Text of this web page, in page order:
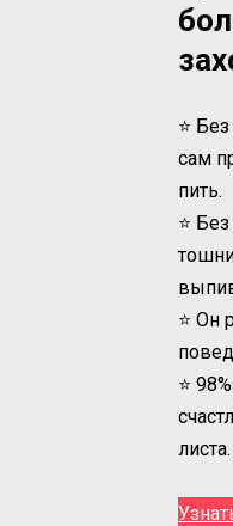
⭐
сам
пить.
⭐
⭐ Он
⭐
листа.